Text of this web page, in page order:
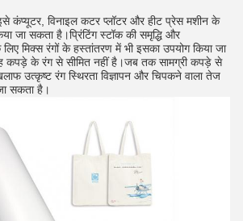
कंप्यूटर, विनाइल कटर प्लॉटर और हीट प्रेस मशीन के
जा सकता है।प्रिंटिंग स्टॉक की समृद्धि और
लिए मिक्स रंगों के हस्तांतरण में भी इसका उपयोग किया जा
कपड़े के रंग से सीमित नहीं है।जब तक सामग्री कपड़े से
उत्कृष्ट रंग स्थिरता विज्ञापन और चिपकने वाला तेज
सकता है।